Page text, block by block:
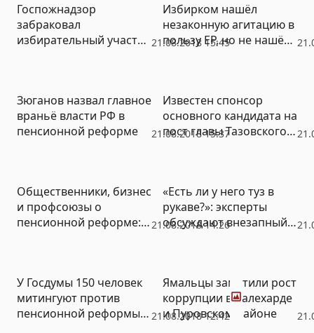
21.08.2018 15:45
Госпожнадзор
забраковал
избирательный участок
Избирком нашёл
незаконную агитацию в
пользу ЕР, но не нашёл
21.08.2018 15:37
Зюганов назвал главное
враньё власти РФ в
пенсионной реформе
Известен спонсор
основного кандидата на
пост главы Тазовского
21.08.2018 14:26
Общественники, бизнес
и профсоюзы о
пенсионной реформе:
«Есть ли у него туз в
рукаве?»: эксперты
обсуждают внезапный
21.08.2018 12:42
У Госдумы 150 человек
митингуют против
пенсионной реформы
Фото
Ямальцы заметили рост
коррупции в Салехарде
и Пуровском районе